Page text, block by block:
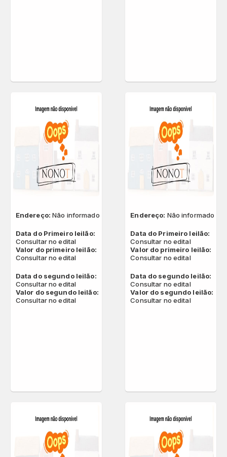
Endereço:Não informado
Data do Primeiro leilão:
Consultar no edital
Valor do primeiro leilão:
Consultar no edital
Data do segundo leilão:
Consultar no edital
Valor do segundo leilão:
Consultar no edital
Endereço: Não informado
Data do Primeiro leilão:
Consultar no edital
Valor do primeiro leilão:
Consultar no edital
Data do segundo leilão:
Consultar no edital
Valor do segundo leilão:
Consultar no edital